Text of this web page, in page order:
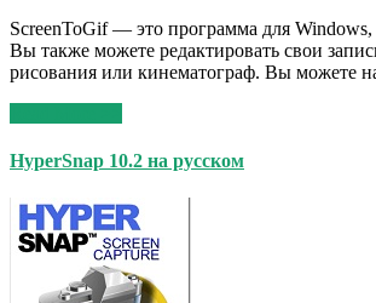
ScreenToGif — это программа для Windows,
Вы также можете редактировать свои
рисования или кинематограф. Вы можете
HyperSnap 10.2 на русском